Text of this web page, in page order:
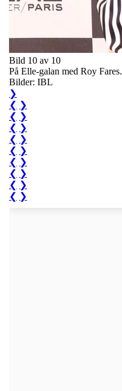
Bild 10 av 10
På Elle-galan med Roy Fares.
Bilder: IBL
❯
❮ ❯
❮ ❯
❮ ❯
❮ ❯
❮ ❯
❮ ❯
❮ ❯
❮ ❯
❮ ❯